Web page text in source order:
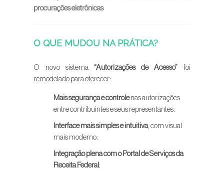
procurações eletrônicas
O QUE MUDOU NA PRÁTICA?
O novo sistema “Autorizações de Acesso” foi
remodelado para oferecer:
Mais segurança e controlenas autorizações
entre contribuintes e seus representantes;
Interface mais simples e intuitiva, com visual
mais moderno;
Integração plena com o Portal de Serviços da
Receita Federal ;